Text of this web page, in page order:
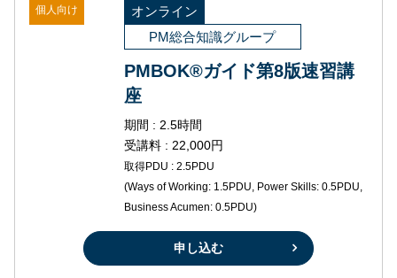
個人向け
オンライン
PM総合知識グループ
PMBOK®ガイド第8版速習講
座
期間 : 2.5時間
受講料 : 22,000円
取得PDU : 2.5PDU
(Ways of Working: 1.5PDU, Power Skills: 0.5PDU,
Business Acumen: 0.5PDU)
申し込む